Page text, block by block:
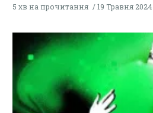
5 хв на прочитання 19 Травня 2024